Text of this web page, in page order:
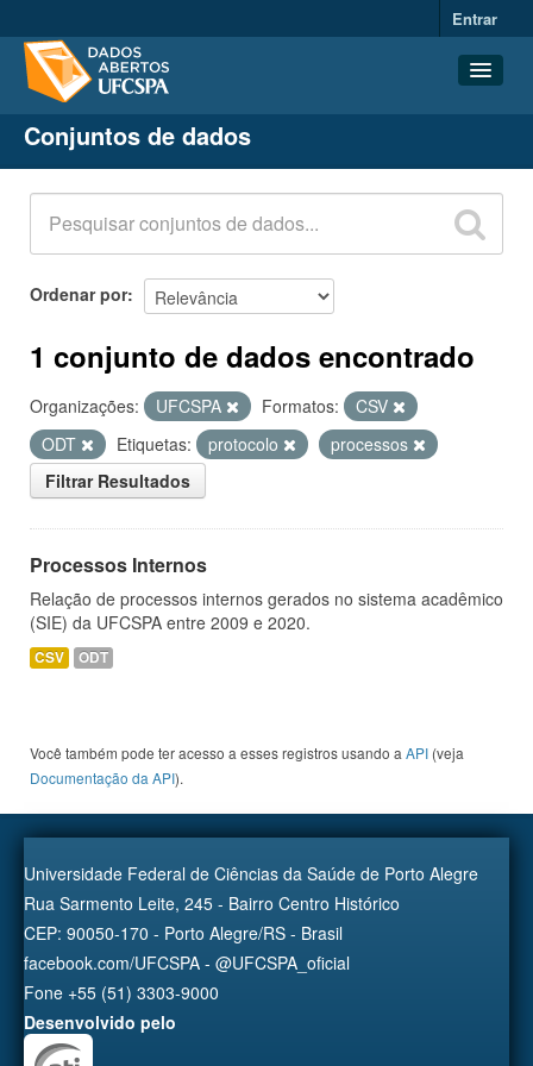
Entrar
Conjuntos de dados
Organizações
Grupos
Sobre
Conjuntos de dados
Ordenar por
1 conjunto de dados encontrado
Organizações: UFCSPA Formatos:
CSV
ODT
Etiquetas: protocolo
processos
Filtrar Resultados
Processos Internos
Relação de processos internos gerados no sistema acadêmico
(SIE) da UFCSPA entre 2009 e 2020.
CSV ODT
Você também pode ter acesso a esses registros usando a API (veja
Documentação da API).
Universidade Federal de Ciências da Saúde de Porto Alegre
Rua Sarmento Leite, 245 - Bairro Centro Histórico
CEP: 90050-170 - Porto Alegre/RS - Brasil
facebook.com/UFCSPA - @UFCSPA_oficial
Fone +55 (51) 3303-9000
Desenvolvido pelo